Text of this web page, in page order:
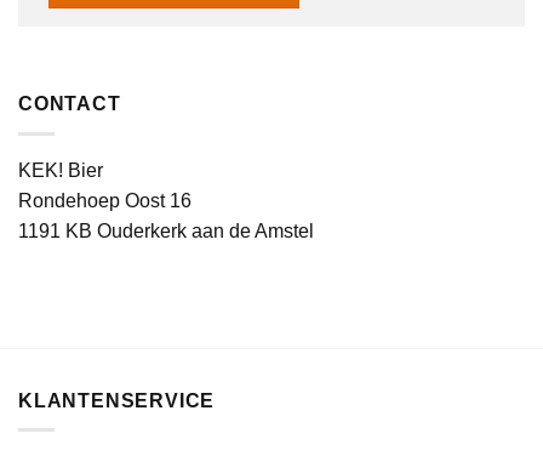
CONTACT
KEK! Bier
Rondehoep Oost 16
1191 KB Ouderkerk aan de Amstel
KLANTENSERVICE